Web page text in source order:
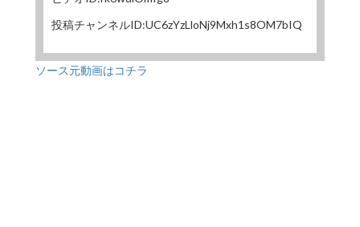
投稿チャンネルID:UC6zYzLloNj9Mxh1s8OM7bIQ
ソース元動画はコチラ